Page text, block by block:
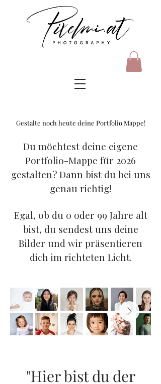
Gestalte noch heute deine Portfolio Mappe!
​Du möchtest deine eigene
Portfolio-Mappe für 2026
gestalten? Dann bist du bei uns
genau richtig!
Egal, ob du 0 oder 99 Jahre alt
bist, du sendest uns deine
Bilder und wir präsentieren
dich im richteten Licht.
"Hier bist du der